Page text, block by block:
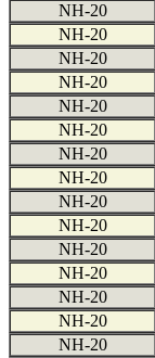
NH-20
NH-20
NH-20
NH-20
NH-20
NH-20
NH-20
NH-20
NH-20
NH-20
NH-20
NH-20
NH-20
NH-20
NH-20